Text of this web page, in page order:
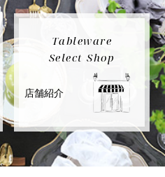
Tableware
Select Shop
店舗紹介